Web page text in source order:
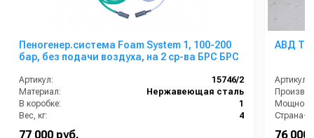
Пеногенер.система Foam System 1, 100-200
бар, без подачи воздуха, на 2 ср-ва БРС БРС
Артикул:
15746/2
Материал:
Нержавеющая сталь
В коробке:
1
Вес, кг:
4
Габаритные размеры, мм:
77 000 руб.
АВД
Артикул:
Страна-
76 000